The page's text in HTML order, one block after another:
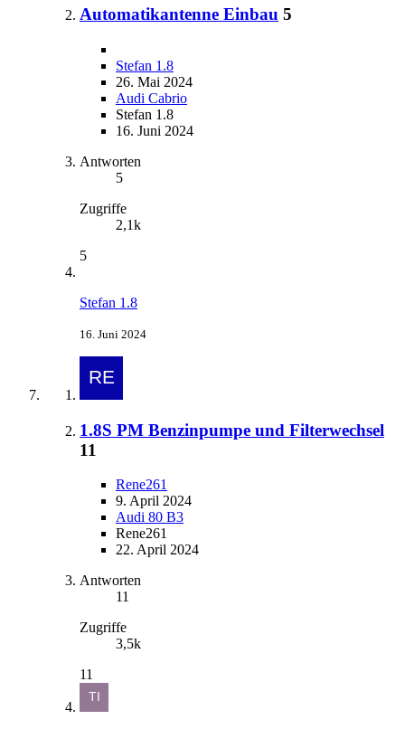
Automatikantenne Einbau 5
Stefan 1.8
26. Mai 2024
Audi Cabrio
Stefan 1.8
16. Juni 2024
Antworten
5
Zugriffe
2,1k
5
Stefan 1.8
16. Juni 2024
1.8S PM Benzinpumpe und Filterwechsel
11
Rene261
9. April 2024
Audi 80 B3
Rene261
22. April 2024
Antworten
11
Zugriffe
3,5k
11